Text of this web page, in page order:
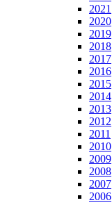
2021
2020
2019
2018
2017
2016
2015
2014
2013
2012
2011
2010
2009
2008
2007
2006